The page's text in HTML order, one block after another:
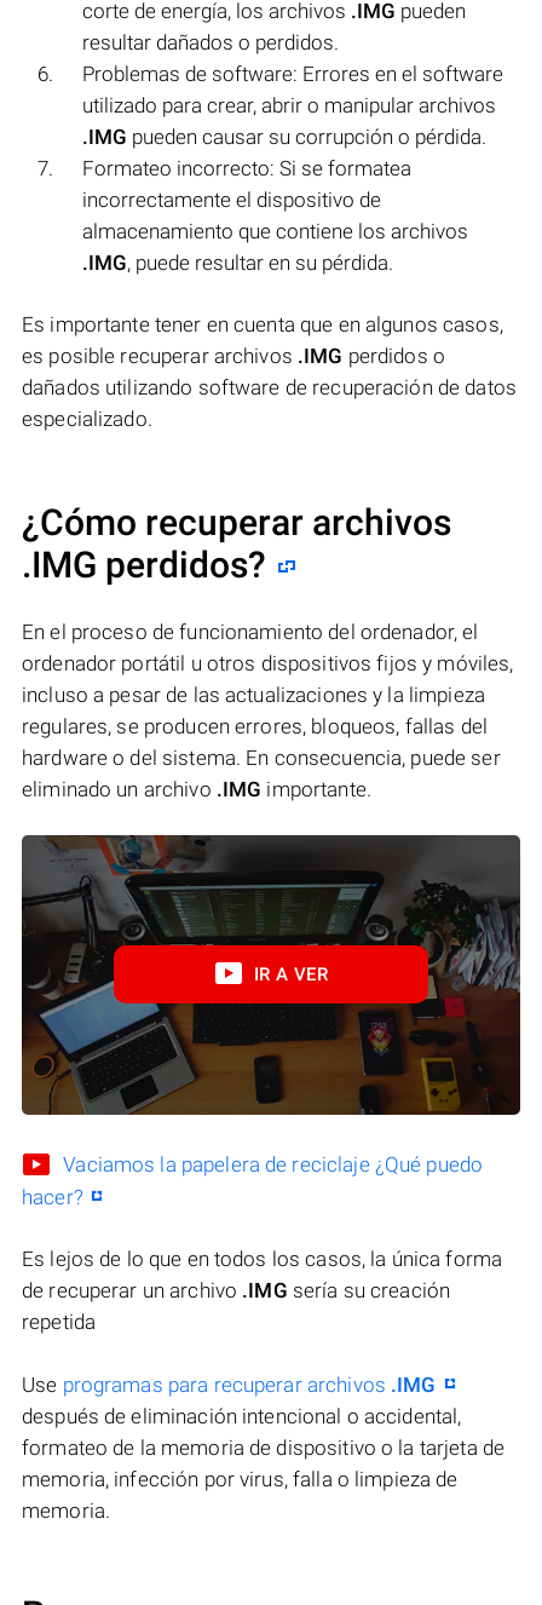
corte de energía, los archivos .IMG pueden
resultar dañados o perdidos.
Problemas de software: Errores en el software
utilizado para crear, abrir o manipular archivos
.IMG pueden causar su corrupción o pérdida.
Formateo incorrecto: Si se formatea
incorrectamente el dispositivo de
almacenamiento que contiene los archivos
.IMG, puede resultar en su pérdida.
Es importante tener en cuenta que en algunos casos,
es posible recuperar archivos .IMG perdidos o
dañados utilizando software de recuperación de datos
especializado.
¿Cómo recuperar archivos
.IMG perdidos?
En el proceso de funcionamiento del ordenador, el
ordenador portátil u otros dispositivos fijos y móviles,
incluso a pesar de las actualizaciones y la limpieza
regulares, se producen errores, bloqueos, fallas del
hardware o del sistema. En consecuencia, puede ser
eliminado un archivo .IMG importante.
IR A VER
Vaciamos la papelera de reciclaje ¿Qué puedo
hacer?
Es lejos de lo que en todos los casos, la única forma
de recuperar un archivo .IMG sería su creación
repetida
Use programas para recuperar archivos .IMG
después de eliminación intencional o accidental,
formateo de la memoria de dispositivo o la tarjeta de
memoria, infección por virus, falla o limpieza de
memoria.